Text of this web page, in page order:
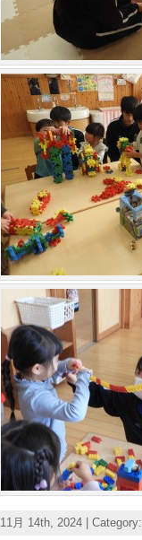
11月 14th, 2024 | Category: